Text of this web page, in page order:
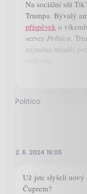
Na sociální síti
Trumpa. Bývalý
příspěvek o
server Politico ,
zejména mladší
Politico
2. 6. 2024 19:05
Už jste slyšeli nový
Čuprem?